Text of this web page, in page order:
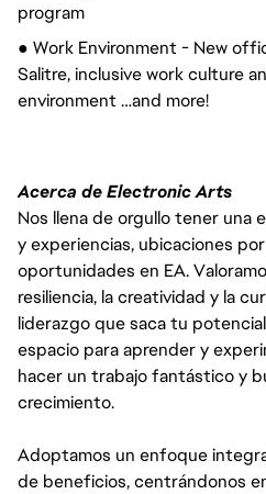
program
● Work Environment - New
Salitre, inclusive work culture
environment …and more!
Acerca de Electronic Arts
Nos llena de orgullo tener una
y experiencias, ubicaciones
oportunidades en EA.
resiliencia, la creatividad y la
liderazgo que saca tu
espacio para aprender y
hacer un trabajo fantástico y
crecimiento.
Adoptamos un enfoque
de beneficios, centrándonos